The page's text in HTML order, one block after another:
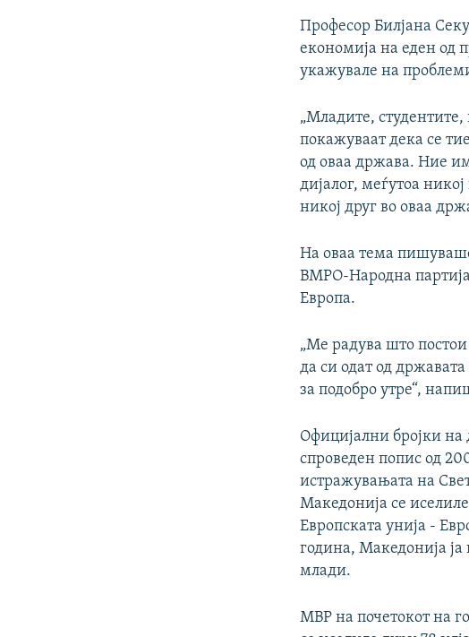
Професор Билјана
економија на еден од
укажувале на
„Младите, студентите,
покажуваат дека се
од оваа држава. Ние
дијалог, меѓутоа
никој друг во оваа
На оваа тема
ВМРО-Народна
Европа.
„Ме радува што
да си одат од
за подобро утре“,
Официјални бројки на
спроведен попис од
истражувањата на
Македонија се
Европската унија -
година, Македонија
млади.
МВР на почетокот на